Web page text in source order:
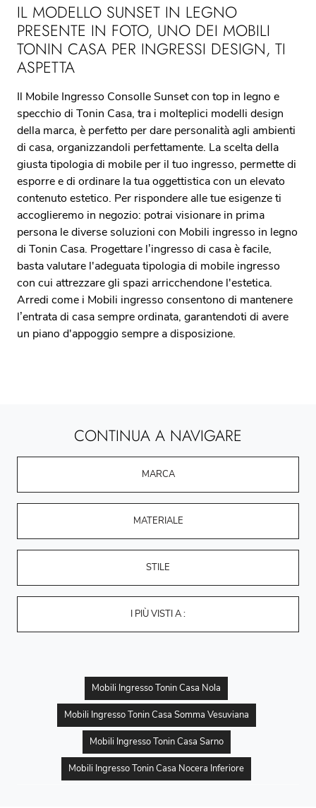
IL MODELLO SUNSET IN LEGNO
PRESENTE IN FOTO, UNO DEI MOBILI
TONIN CASA PER INGRESSI DESIGN, TI
ASPETTA
Il Mobile Ingresso Consolle Sunset con top in legno e
specchio di Tonin Casa, tra i molteplici modelli design
della marca, è perfetto per dare personalità agli ambienti
di casa, organizzandoli perfettamente. La scelta della
giusta tipologia di mobile per il tuo ingresso, permette di
esporre e di ordinare la tua oggettistica con un elevato
contenuto estetico. Per rispondere alle tue esigenze ti
accoglieremo in negozio: potrai visionare in prima
persona le diverse soluzioni con Mobili ingresso in legno
di Tonin Casa. Progettare l’ingresso di casa è facile,
basta valutare l'adeguata tipologia di mobile ingresso
con cui attrezzare gli spazi arricchendone l'estetica.
Arredi come i Mobili ingresso consentono di mantenere
l’entrata di casa sempre ordinata, garantendoti di avere
un piano d'appoggio sempre a disposizione.
CONTINUA A NAVIGARE
MARCA
MATERIALE
STILE
I PIÙ VISTI A :
Mobili Ingresso Tonin Casa Nola
Mobili Ingresso Tonin Casa Somma Vesuviana
Mobili Ingresso Tonin Casa Sarno
Mobili Ingresso Tonin Casa Nocera Inferiore